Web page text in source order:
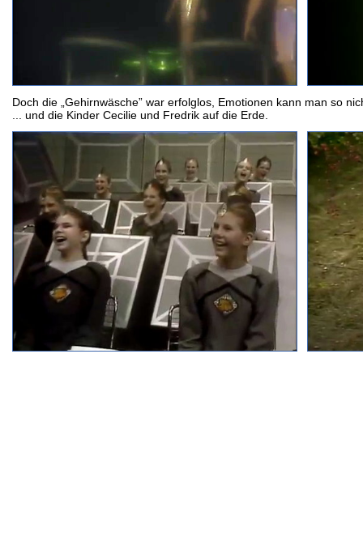
Doch die „Gehirnwäsche” war erfolglos, Emotionen kann man so
... und die Kinder Cecilie und Fredrik auf die Erde.